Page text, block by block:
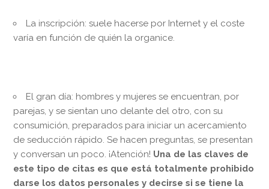
La inscripción: suele hacerse por Internet y el coste
varía en función de quién la organice.
El gran día: hombres y mujeres se encuentran, por
parejas, y se sientan uno delante del otro, con su
consumición, preparados para iniciar un acercamiento
de seducción rápido. Se hacen preguntas, se presentan
y conversan un poco. ¡Atención! Una de las claves de
este tipo de citas es que está totalmente prohibido
darse los datos personales y decirse si se tiene la